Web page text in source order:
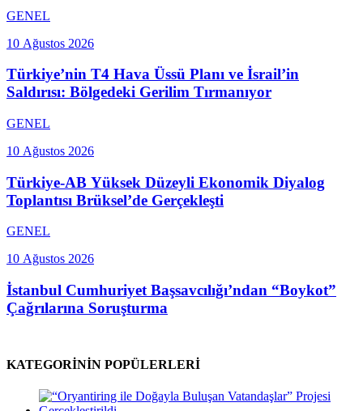
GENEL
10 Ağustos 2026
Türkiye’nin T4 Hava Üssü Planı ve İsrail’in
Saldırısı: Bölgedeki Gerilim Tırmanıyor
GENEL
10 Ağustos 2026
Türkiye-AB Yüksek Düzeyli Ekonomik Diyalog
Toplantısı Brüksel’de Gerçekleşti
GENEL
10 Ağustos 2026
İstanbul Cumhuriyet Başsavcılığı’ndan “Boykot”
Çağrılarına Soruşturma
KATEGORİNİN POPÜLERLERİ